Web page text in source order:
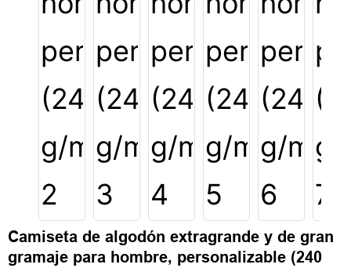
Camiseta de algodón extragrande y de gran
gramaje para hombre, personalizable (240